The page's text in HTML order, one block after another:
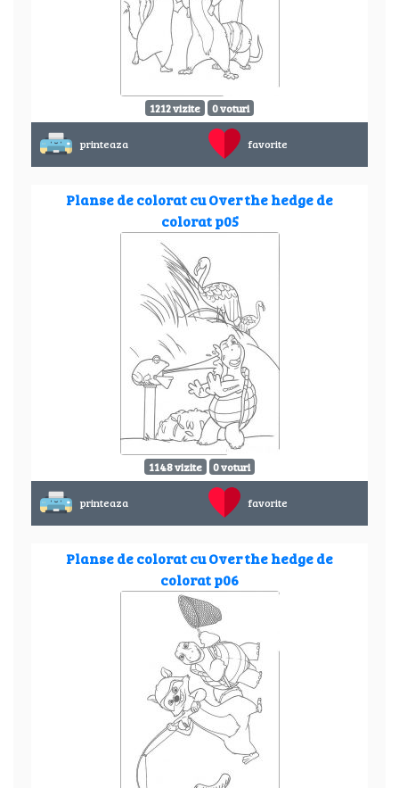
1212 vizite 0 voturi
printeaza favorite
Planse de colorat cu Over the hedge de
colorat p05
1148 vizite 0 voturi
printeaza favorite
Planse de colorat cu Over the hedge de
colorat p06